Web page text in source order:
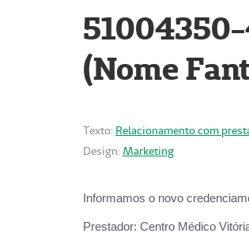
(Nome
Texto: Relacionamento com
Design: Marketing
Informamos o novo
Prestador: Centro Médico